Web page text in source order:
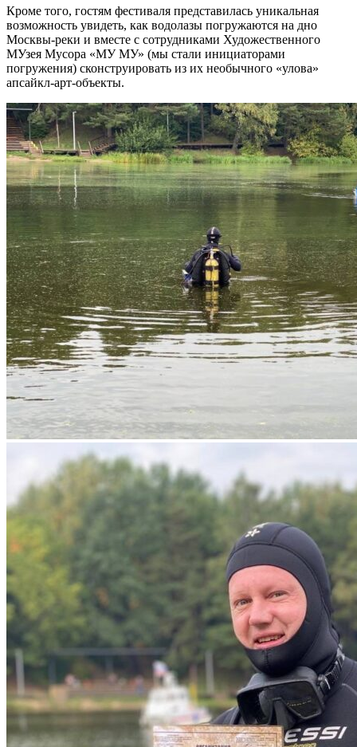
Кроме того, гостям фестиваля представилась уникальная
возможность увидеть, как водолазы погружаются на дно
Москвы-реки и вместе с сотрудниками Художественного
МУзея Мусора «МУ МУ» (мы стали инициаторами
погружения) сконструировать из их необычного «улова»
апсайкл-арт-объекты.